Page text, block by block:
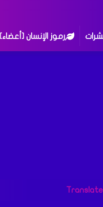
رموز الإنسان [أعضاء]
Translate